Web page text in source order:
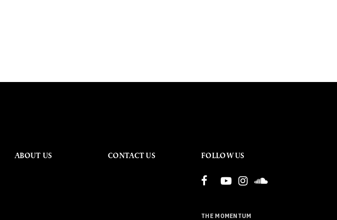
ABOUT US CONTACT US FOLLOW US
THE MOMENTUM